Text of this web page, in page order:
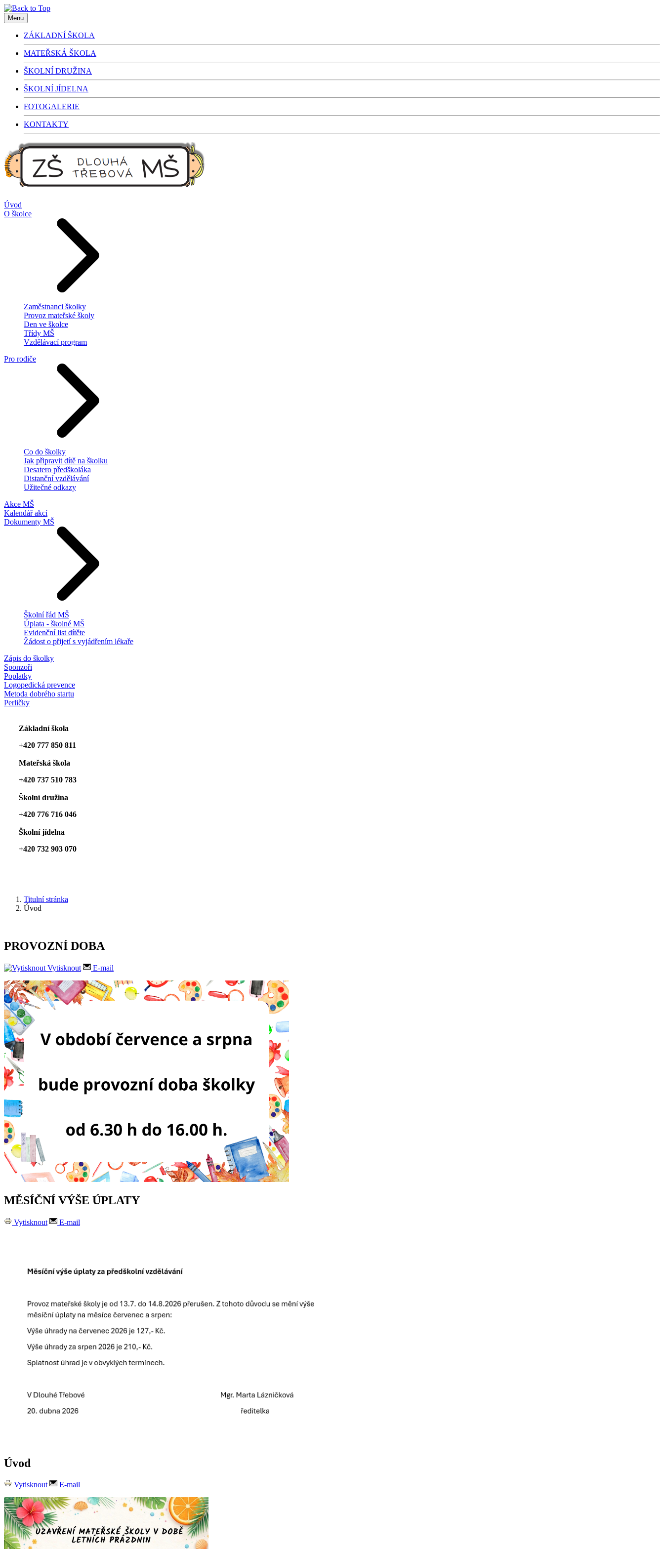
Menu
ZÁKLADNÍ ŠKOLA
MATEŘSKÁ ŠKOLA
ŠKOLNÍ DRUŽINA
ŠKOLNÍ JÍDELNA
FOTOGALERIE
KONTAKTY
Úvod
O školce
Zaměstnanci školky
Provoz mateřské školy
Den ve školce
Třídy MŠ
Vzdělávací program
Pro rodiče
Co do školky
Jak připravit dítě na školku
Desatero předškoláka
Distanční vzdělávání
Užitečné odkazy
Akce MŠ
Kalendář akcí
Dokumenty MŠ
Školní řád MŠ
Úplata - školné MŠ
Evidenční list dítěte
Žádost o přijetí s vyjádřením lékaře
Zápis do školky
Sponzoři
Poplatky
Logopedická prevence
Metoda dobrého startu
Perličky
Základní škola
+420 777 850 811
Mateřská škola
+420 737 510 783
Školní družina
+420 776 716 046
Školní jídelna
+420 732 903 070
Titulní stránka
Úvod
PROVOZNÍ DOBA
Vytisknout E-mail
MĚSÍČNÍ VÝŠE ÚPLATY
Vytisknout E-mail
Úvod
Vytisknout E-mail